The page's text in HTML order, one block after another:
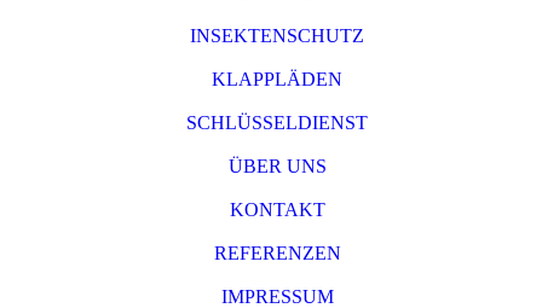
INSEKTENSCHUTZ
KLAPPLÄDEN
SCHLÜSSELDIENST
ÜBER UNS
KONTAKT
REFERENZEN
IMPRESSUM